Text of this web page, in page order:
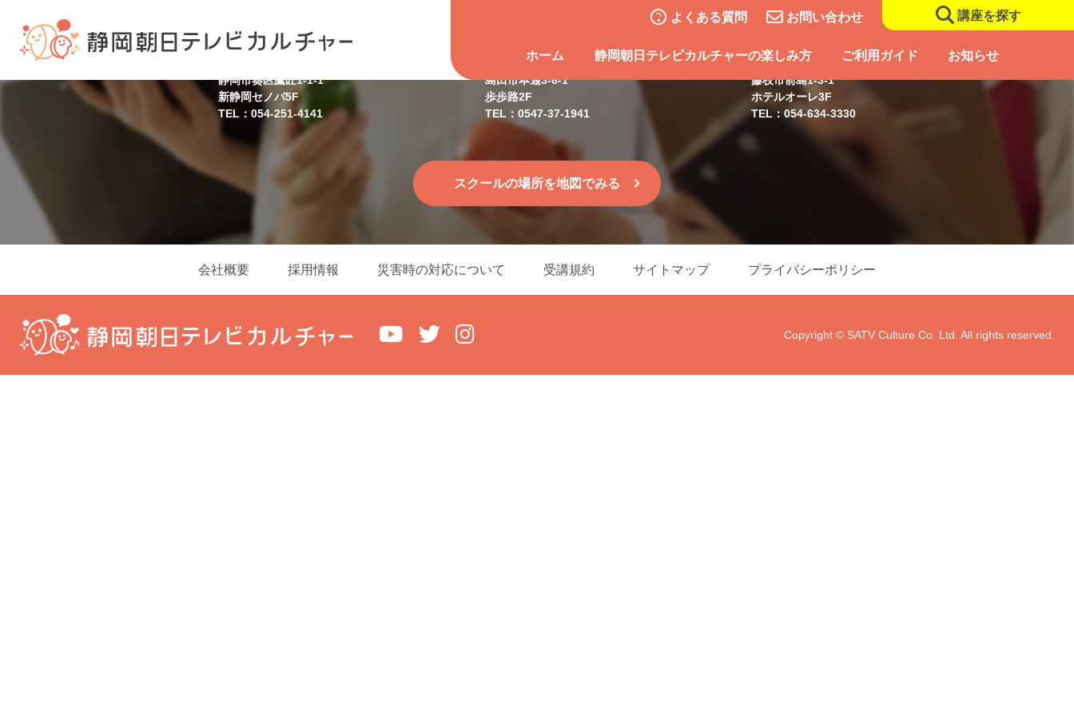
よくある質問 お問い合わせ 講座を探す
ホーム 静岡朝日テレビカルチャーの楽しみ方 ご利用ガイド お知らせ
静岡スクール
静岡市葵区鷹匠1-1-1
新静岡セノバ5F
TEL：054-251-4141
島田スクール
島田市本通3-6-1
歩歩路2F
TEL：0547-37-1941
藤枝スクール
藤枝市前島1-3-1
ホテルオーレ3F
TEL：054-634-3330
スクールの場所を地図でみる
会社概要 採用情報 災害時の対応について 受講規約 サイトマップ プライバシーポリシー
Copyright © SATV Culture Co. Ltd. All rights reserved.